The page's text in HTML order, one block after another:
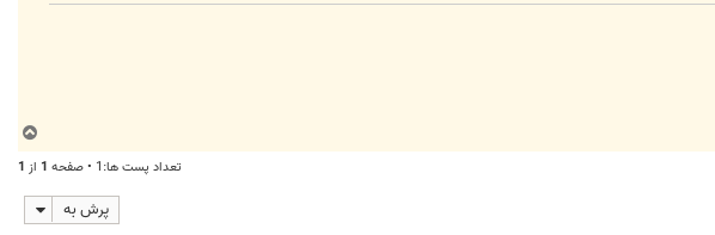
ا
تعداد پست ها:1 • صفحه 1 از 1
پرش به